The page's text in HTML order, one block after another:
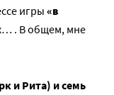
игры «в
. В общем, мне
и Рита) и семь